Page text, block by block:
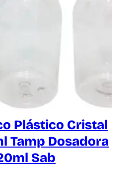
Plástico Cristal
Tamp Dosadora
Sab